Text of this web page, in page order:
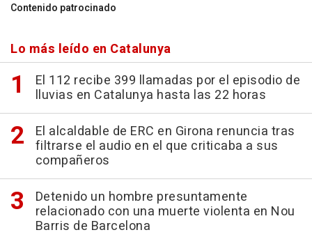
Contenido patrocinado
Lo más leído en Catalunya
El 112 recibe 399 llamadas por el episodio de
lluvias en Catalunya hasta las 22 horas
El alcaldable de ERC en Girona renuncia tras
filtrarse el audio en el que criticaba a sus
compañeros
Detenido un hombre presuntamente
relacionado con una muerte violenta en Nou
Barris de Barcelona